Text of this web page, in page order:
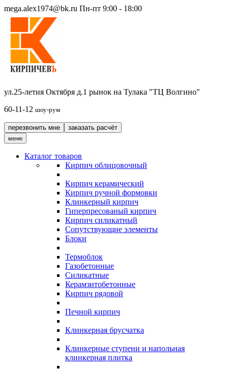
mega.alex1974@bk.ru Пн-пт 9:00 - 18:00
ул.25-летия Октября д.1 рынок на Тулака "ТЦ Волгино"
60-11-12 шоу-рум
перезвонить мне заказать расчёт
меню
Каталог товаров
Кирпич облицовочный
Кирпич керамический
Кирпич ручной формовки
Клинкерный кирпич
Гиперпресованый кирпич
Кирпич силикатный
Сопутствующие элементы
Блоки
Термоблок
Газобетонные
Силикатные
Керамзитобетонные
Кирпич рядовой
Печной кирпич
Клинкерная брусчатка
Клинкерные ступени и напольная
клинкерная плитка